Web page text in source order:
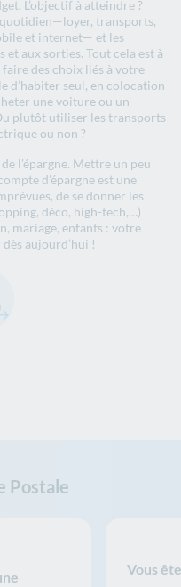
L’objectif à atteindre ?
transports,
et internet— et les
et aux sorties. Tout cela est à
des choix liés à votre
d’habiter seul, en colocation
une voiture ou un
plutôt utiliser les transports
ou non ?
l’épargne. Mettre un peu
d’épargne est une
de se donner les
déco, high-tech,…)
mariage, enfants : votre
aujourd’hui !
Postale
Vous